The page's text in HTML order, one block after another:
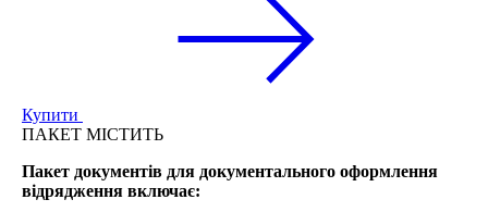
Купити
ПАКЕТ МІСТИТЬ
Пакет документів для документального оформлення
відрядження включає: